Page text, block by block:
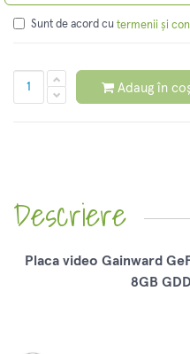
Sunt de acord cu termenii și
Adaug în
Descriere
Placa video Gainward
8GB